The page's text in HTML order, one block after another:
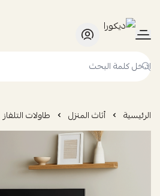
ديكورا
الرئيسية أثاث المنزل طاولات التلفاز